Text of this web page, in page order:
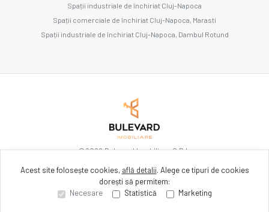
Spații industriale de închiriat Cluj-Napoca
Spații comerciale de închiriat Cluj-Napoca, Marasti
Spații industriale de închiriat Cluj-Napoca, Dambul Rotund
©2026Bulevard Imobiliare S.R.L.
Site creat în
Acest site folosește cookies, află detalii. Alege ce tipuri de cookies
dorești să permitem:
Necesare
Statistică Marketing